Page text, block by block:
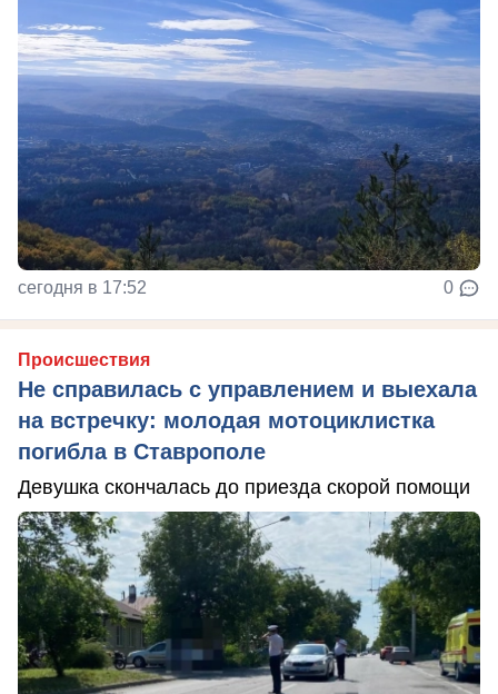
сегодня в 17:52 0
Происшествия
Не справилась с управлением и выехала
на встречку: молодая мотоциклистка
погибла в Ставрополе
Девушка скончалась до приезда скорой помощи